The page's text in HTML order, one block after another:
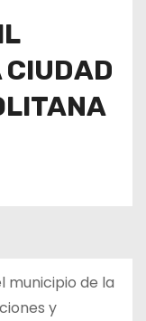
CIUDAD
municipio de la
y